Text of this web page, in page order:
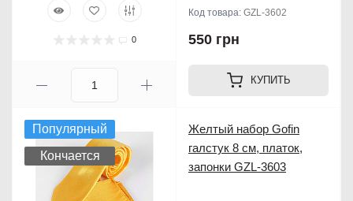
0
Код товара: GZL-3602
550 грн
КУПИТЬ
Популярный
Кончается
Желтый набор Gofin
галстук 8 см, платок,
запонки GZL-3603